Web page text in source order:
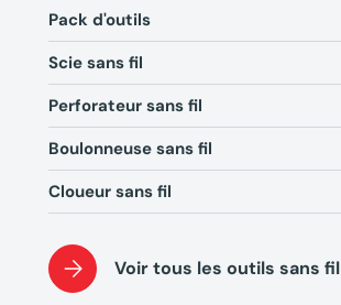
Pack d'outils
Scie sans fil
Perforateur sans fil
Boulonneuse sans fil
Cloueur sans fil
Voir tous les outils sans fil